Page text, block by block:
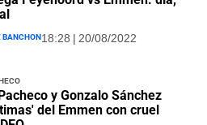
Banchon18:28 | 20/08/2022
y Gonzalo Sánchez
del Emmen con cruel